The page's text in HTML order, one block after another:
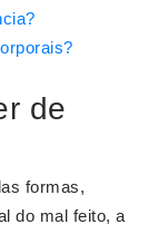
de
formas,
do mal feito, a